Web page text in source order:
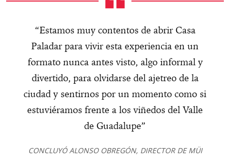
“Estamos muy contentos de abrir Casa
Paladar para vivir esta experiencia en un
formato nunca antes visto, algo informal y
divertido, para olvidarse del ajetreo de la
ciudad y sentirnos por un momento como si
estuviéramos frente a los viñedos del Valle
de Guadalupe”
CONCLUYÓ ALONSO OBREGÓN, DIRECTOR DE MÜI